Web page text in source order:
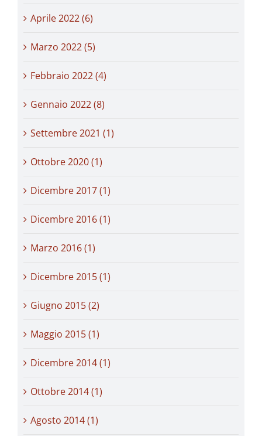
Aprile 2022 (6)
Marzo 2022 (5)
Febbraio 2022 (4)
Gennaio 2022 (8)
Settembre 2021 (1)
Ottobre 2020 (1)
Dicembre 2017 (1)
Dicembre 2016 (1)
Marzo 2016 (1)
Dicembre 2015 (1)
Giugno 2015 (2)
Maggio 2015 (1)
Dicembre 2014 (1)
Ottobre 2014 (1)
Agosto 2014 (1)